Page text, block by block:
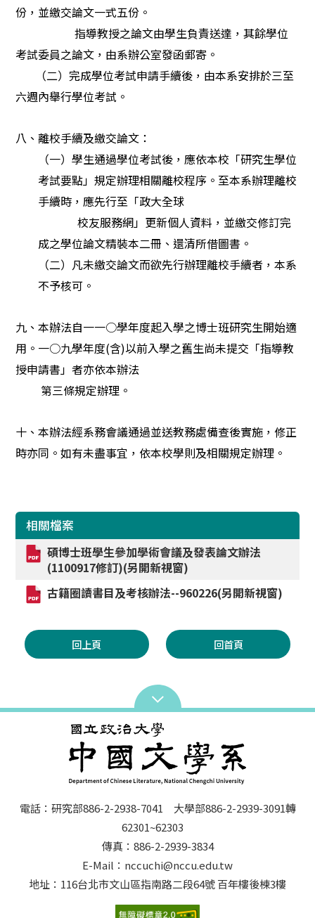
份，並繳交論文一式五份。
指導教授之論文由學生負責送達，其餘學位
考試委員之論文，由系辦公室發函郵寄。
（二）完成學位考試申請手續後，由本系安排於三至
六週內舉行學位考試。
八、離校手續及繳交論文：
（一）學生通過學位考試後，應依本校「研究生學位
考試要點」規定辦理相關離校程序。至本系辦理離校
手續時，應先行至「政大全球
校友服務網」更新個人資料，並繳交修訂完
成之學位論文精裝本二冊、還清所借圖書。
（二）凡未繳交論文而欲先行辦理離校手續者，本系
不予核可。
九、本辦法自一一○學年度起入學之博士班研究生開始適
用。一○九學年度(含)以前入學之舊生尚未提交「指導教
授申請書」者亦依本辦法
第三條規定辦理。
十、本辦法經系務會議通過並送教務處備查後實施，修正
時亦同。如有未盡事宜，依本校學則及相關規定辦理。
相關檔案
碩博士班學生參加學術會議及發表論文辦法
(1100917修訂)(另開新視窗)
古籍圈讀書目及考核辦法--960226(另開新視窗)
回上頁 回首頁
電話：研究部886-2-2938-7041 大學部886-2-2939-3091轉
62301~62303
傳真：886-2-2939-3834
E-Mail：nccuchi@nccu.edu.tw
地址：116台北市文山區指南路二段64號 百年樓後棟3樓